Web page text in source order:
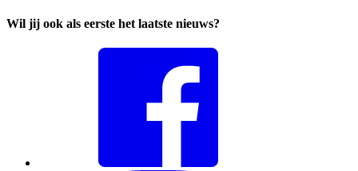
Wil jij ook als eerste het laatste nieuws?